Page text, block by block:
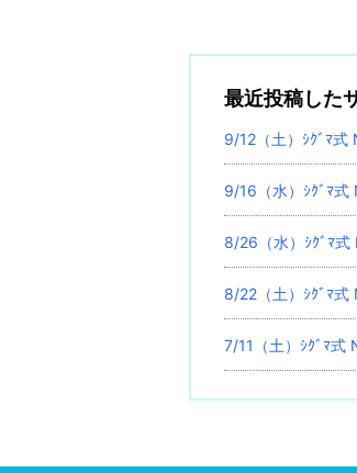
最近投稿した
9/12（土）ｼｸﾞﾏ式
9/16（水）ｼｸﾞﾏ式
8/26（水）ｼｸﾞﾏ式
8/22（土）ｼｸﾞﾏ式
7/11（土）ｼｸﾞﾏ式